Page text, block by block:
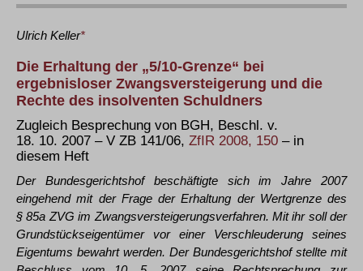
Ulrich Keller*
Die Erhaltung der „5/10-Grenze“ bei
ergebnisloser Zwangsversteigerung und die
Rechte des insolventen Schuldners
Zugleich Besprechung von BGH, Beschl. v.
18. 10. 2007 – V ZB 141/06, ZfIR 2008, 150 – in
diesem Heft
Der Bundesgerichtshof beschäftigte sich im Jahre 2007
eingehend mit der Frage der Erhaltung der Wertgrenze des
§ 85a ZVG im Zwangsversteigerungsverfahren. Mit ihr soll der
Grundstückseigentümer vor einer Verschleuderung seines
Eigentums bewahrt werden. Der Bundesgerichtshof stellte mit